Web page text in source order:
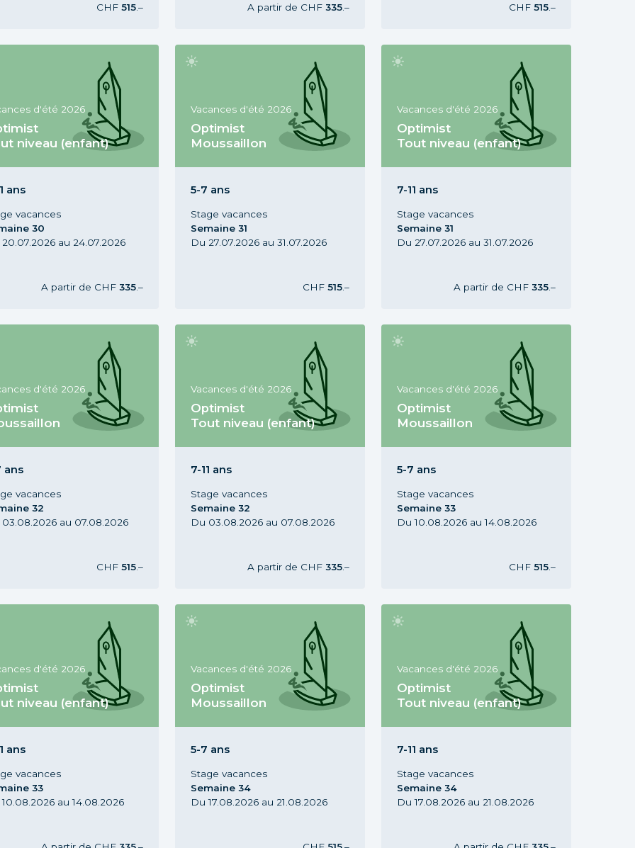
CHF 515.– A partir de CHF 335.– CHF 515.–
d'été 2026
niveau (enfant)
ans
vacances
30
20.07.2026 au 24.07.2026
A partir de CHF 335.–
Optimist Tout niveau, 7-11
30
Vacances d'été 2026
Optimist
Moussaillon
5-7 ans
Stage vacances
Semaine 31
Du 27.07.2026 au 31.07.2026
CHF 515.–
Stage Optimist Moussaillon, 5-7
Semaine 31
Vacances d'été 2026
Optimist
Tout niveau (enfant)
7-11 ans
Stage vacances
Semaine 31
Du 27.07.2026 au 31.07.2026
A partir de CHF 335.–
Stage Optimist Tout niveau, 7-11
Semaine 31
d'été 2026
ans
vacances
32
03.08.2026 au 07.08.2026
CHF 515.–
Optimist Moussaillon, 5-7
32
Vacances d'été 2026
Optimist
Tout niveau (enfant)
7-11 ans
Stage vacances
Semaine 32
Du 03.08.2026 au 07.08.2026
A partir de CHF 335.–
Stage Optimist Tout niveau, 7-11
Semaine 32
Vacances d'été 2026
Optimist
Moussaillon
5-7 ans
Stage vacances
Semaine 33
Du 10.08.2026 au 14.08.2026
CHF 515.–
Stage Optimist Moussaillon, 5-7
Semaine 33
d'été 2026
niveau (enfant)
ans
vacances
33
10.08.2026 au 14.08.2026
Optimist Tout niveau, 7-11
33
Vacances d'été 2026
Optimist
Moussaillon
5-7 ans
Stage vacances
Semaine 34
Du 17.08.2026 au 21.08.2026
Stage Optimist Moussaillon, 5-7
Semaine 34
Vacances d'été 2026
Optimist
Tout niveau (enfant)
7-11 ans
Stage vacances
Semaine 34
Du 17.08.2026 au 21.08.2026
Stage Optimist Tout niveau, 7-11
Semaine 34